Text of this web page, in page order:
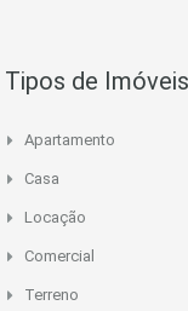
Tipos de Imóveis
Apartamento
Casa
Locação
Comercial
Terreno